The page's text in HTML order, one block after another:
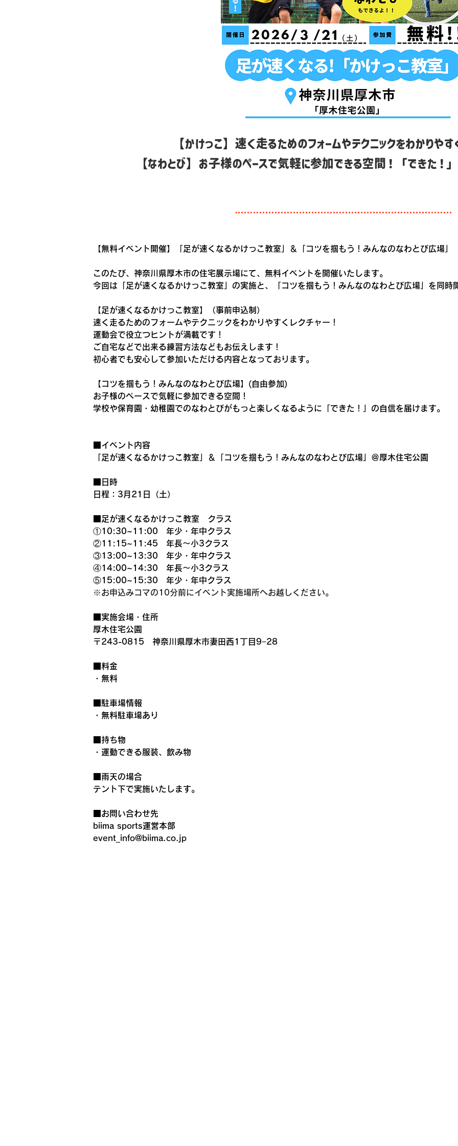
【かけっこ】速く走るためのフォームやテクニックをわかりやす
【なわとび】お子様のペースで気軽に参加できる空間！「できた！
【無料イベント開催】「足が速くなるかけっこ教室」＆「コツを掴もう！みんなのなわとび広場」
このたび、神奈川県厚木市の住宅展示場にて、無料イベントを開催いたします。
今回は「足が速くなるかけっこ教室」の実施と、「コツを掴もう！みんなのなわとび広場」を同時
【足が速くなるかけっこ教室】（事前申込制）
速く走るためのフォームやテクニックをわかりやすくレクチャー！
運動会で役立つヒントが満載です！
ご自宅などで出来る練習方法などもお伝えします！
初心者でも安心して参加いただける内容となっております。
【コツを掴もう！みんなのなわとび広場】(自由参加)
お子様のペースで気軽に参加できる空間！
学校や保育園・幼稚園でのなわとびがもっと楽しくなるように「できた！」の自信を届けます。
■イベント内容
「足が速くなるかけっこ教室」＆「コツを掴もう！みんなのなわとび広場」＠厚木住宅公園
■日時
日程：3月21日（土）
■足が速くなるかけっこ教室　クラス
①10:30~11:00　年少・年中クラス
②11:15~11:45　年長～小3クラス
③13:00~13:30　年少・年中クラス
④14:00~14:30　年長～小3クラス
⑤15:00~15:30　年少・年中クラス
※お申込みコマの10分前にイベント実施場所へお越しください。
■実施会場・住所
厚木住宅公園
〒243-0815　神奈川県厚木市妻田西1丁目9−28
■料金
・無料
■駐車場情報
・無料駐車場あり
■持ち物
・運動できる服装、飲み物
■雨天の場合
テント下で実施いたします。
■お問い合わせ先
biima sports運営本部
event_info@biima.co.jp